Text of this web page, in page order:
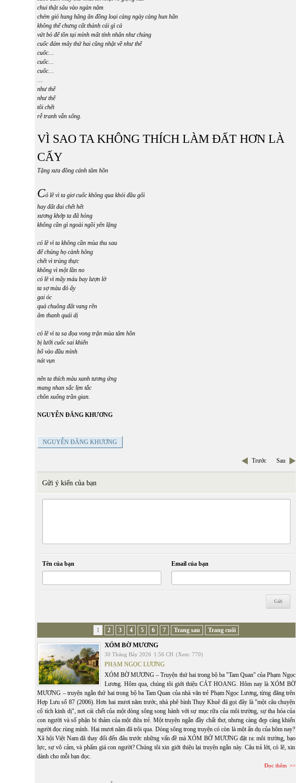
chui thật sâu vào ngàn năm
chém gió hung hăng ăn đồng loại càng ngày càng hun hãn
không thể chưng cất thành cái gì cả
vứt bỏ để tồn tại mình mất tính nhân như chúng
cuốc đám mây thứ hai cũng nhặt về như thế
cuốc…
cuốc…
cuốc…
như thế
như thế
tôi chết
rễ tranh vẫn sống.
VÌ SAO TA KHÔNG THÍCH LÀM ĐẤT HƠN LÀ
CẤY
Tặng xưa đồng cánh tâm hồn
Có lẽ vì ta giơ cuốc không qua khỏi đầu gối
hay đất đai chết hết
xương khớp ta đã hỏng
không cần gì ngoài ngồi yên lặng
có lẽ vì ta không cần mùa thu sau
để chúng họ cành hông
chết vì trúng thực
không vì một lần no
có lẽ vì mây máu bay lượn lờ
ta sợ màu đỏ ấy
gai óc
quả chuông đất vang rền
âm thanh quái dị
có lẽ vì ta sa đọa vong trận mùa tâm hồn
bị lưỡi cuốc sai khiển
bổ vào đầu mình
nát vụn
nên ta thích màu xanh tương ứng
mang nhan sắc lịm tắc
chôn xuống trần gian.
NGUYỄN ĐĂNG KHƯƠNG
NGUYỄN ĐĂNG KHƯƠNG
Trước Sau
Gửi ý kiến của bạn
Tên của bạn Email của bạn
1 2 3 4 5 6 7 Trang sau Trang cuối
XÓM BỜ MƯƠNG
30 Tháng Bảy 2026 1:56 CH (Xem: 770)
PHẠM NGỌC LƯƠNG
XÓM BỜ MƯƠNG – Truyện thứ hai trong bộ ba "Tam Quan" của Phạm Ngọc
Lương. Hôm qua, chúng tôi giới thiệu CÁT HOANG. Hôm nay là XÓM BỜ
MƯƠNG – truyện ngắn thứ hai trong bộ ba Tam Quan của nhà văn trẻ Phạm Ngọc Lương, từng đăng trên
Hợp Lưu số 87 (2006). Hơn hai mươi năm trước, nhà phê bình Thụy Khuê đã gọi đây là "một câu chuyện
cổ tích kinh dị", nơi cái chết của một dòng sông song hành với sự mục rữa của môi trường, sự tha hóa của
con người và số phận bi thảm của một đứa trẻ. Một truyện ngắn đầy chất thơ, nhưng càng đẹp càng khiến
người đọc rùng mình. Hai mươi năm đã trôi qua. Dòng sông trong truyện có còn là một ẩn dụ của hôm nay?
Xã hội Việt Nam đã thay đổi đến đâu trước những vấn đề mà XÓM BỜ MƯƠNG đặt ra: môi trường, bạo
lực, sự vô cảm, và phẩm giá con người? Chúng tôi xin giới thiệu lại truyện ngắn này. Câu trả lời, có lẽ, xin
dành cho mỗi bạn đọc.
Đọc thêm